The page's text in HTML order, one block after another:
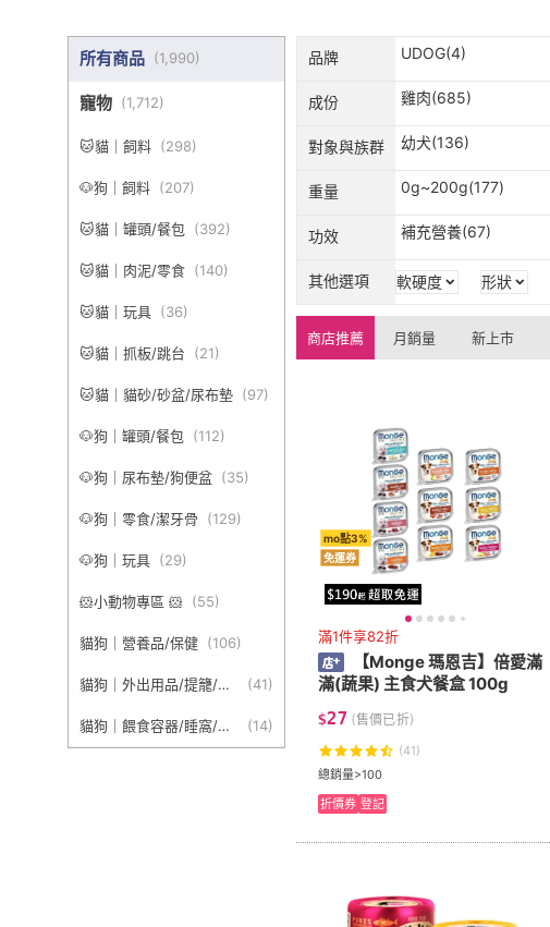
所有商品 (1,990)
寵物 (1,712)
🐱貓｜飼料 (298)
🐶狗｜飼料 (207)
🐱貓｜罐頭/餐包 (392)
🐱貓｜肉泥/零食 (140)
🐱貓｜玩具 (36)
🐱貓｜抓板/跳台 (21)
🐱貓｜貓砂/砂盆/尿布墊 (97)
🐶狗｜罐頭/餐包 (112)
🐶狗｜尿布墊/狗便盆 (35)
🐶狗｜零食/潔牙骨 (129)
🐶狗｜玩具 (29)
🐹小動物專區 🐹 (55)
貓狗｜營養品/保健 (106)
貓狗｜外出用品/提籠/牽
(41)
貓狗｜餵食容器/睡窩/涼
墊
(14)
品牌 UDOG(4)
成份 雞肉(685)
對象與族群 幼犬(136)
重量 0g~200g(177)
功效 補充營養(67)
其他選項 軟硬度 形狀
商店推薦 月銷量 新上市
mo點3%
免運券
滿1件享82折
【Monge 瑪恩吉】倍愛滿
滿(蔬果) 主食犬餐盒 100g
$27 (售價已折)
(41)
總銷量>100
折價券 登記